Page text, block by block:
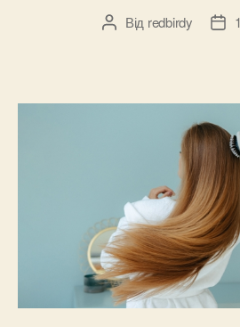
Автор
Від redbirdy